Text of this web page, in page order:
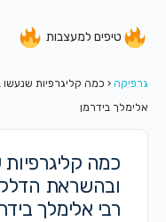
טיפים למעצבות
גרפיקה ‹ כמה קליגרפיות
אלימלך בידרמן
כמה
ובהשראת
רבי אלימלך